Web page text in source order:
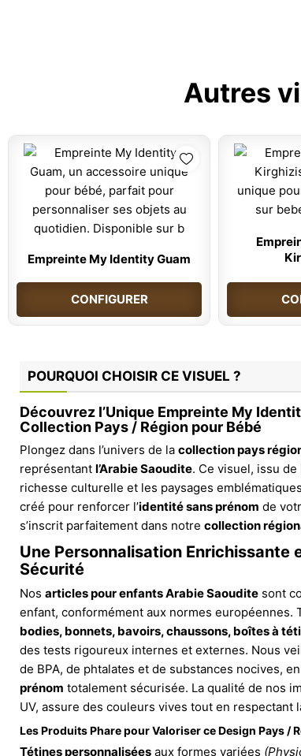
Autres
Empreinte My Identity Guam
CONFIGURER
POURQUOI CHOISIR CE VISUEL ?
Découvrez l’Unique Empreinte My
Collection Pays / Région pour Bébé
Plongez dans l’univers de la collection pays
représentant l’Arabie Saoudite. Ce visuel, issu de
richesse culturelle et les paysages
créé pour renforcer l’identité sans prénom de
s’inscrit parfaitement dans notre collection
Une Personnalisation Enrichissante
Sécurité
Nos articles pour enfants Arabie Saoudite sont
enfant, conformément aux normes européennes.
bodies, bonnets, bavoirs, chaussons, boîtes à
des tests rigoureux internes et externes. Nous
de BPA, de phtalates et de substances nocives,
prénom totalement sécurisée. La qualité de nos
UV, assure des couleurs vives tout en respectant
Les Produits Phare pour Valoriser ce Design Pays /
Tétines personnalisées aux formes variées